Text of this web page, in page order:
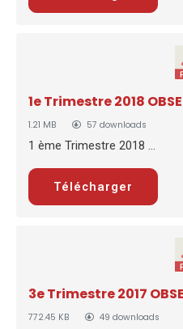
1e Trimestre 2018
1.21 MB 57 downloads
1 ème Trimestre 2018 ...
Télécharger
3e Trimestre 2017
772.45 KB 49 downloads